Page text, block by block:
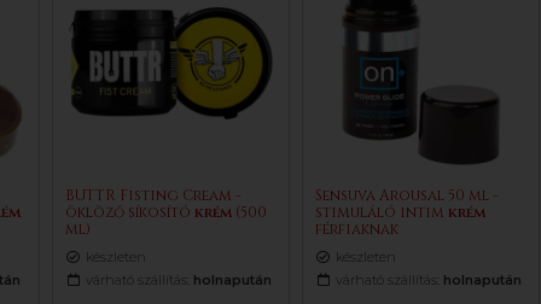
BUTTR Fisting Cream -
öklöző síkosító krém(500
ml)
készleten
várható szállítás: holnapután
Sensuva Arousal 50 ml -
stimuláló intim krém
férfiaknak
készleten
várható szállítás: holnapután